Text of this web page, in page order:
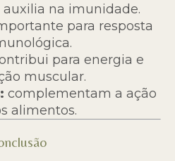
auxilia na imunidade.
para resposta
para energia e
muscular.
complementam a ação
alimentos.